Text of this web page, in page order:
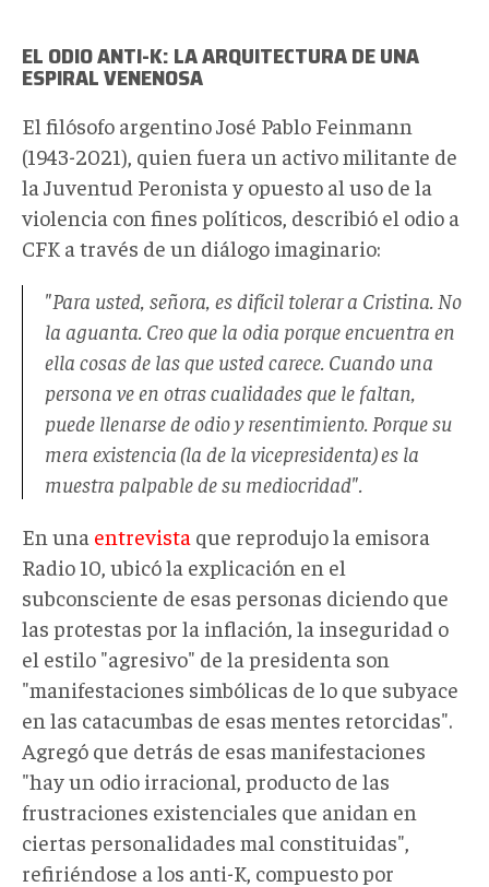
EL ODIO ANTI-K: LA ARQUITECTURA DE UNA
ESPIRAL VENENOSA
El filósofo argentino José Pablo Feinmann
(1943-2021), quien fuera un activo militante de
la Juventud Peronista y opuesto al uso de la
violencia con fines políticos, describió el odio a
CFK a través de un diálogo imaginario:
"Para usted, señora, es difícil tolerar a Cristina. No
la aguanta. Creo que la odia porque encuentra en
ella cosas de las que usted carece. Cuando una
persona ve en otras cualidades que le faltan,
puede llenarse de odio y resentimiento. Porque su
mera existencia (la de la vicepresidenta) es la
muestra palpable de su mediocridad".
En una entrevista que reprodujo la emisora
Radio 10, ubicó la explicación en el
subconsciente de esas personas diciendo que
las protestas por la inflación, la inseguridad o
el estilo "agresivo" de la presidenta son
"manifestaciones simbólicas de lo que subyace
en las catacumbas de esas mentes retorcidas".
Agregó que detrás de esas manifestaciones
"hay un odio irracional, producto de las
frustraciones existenciales que anidan en
ciertas personalidades mal constituidas",
refiriéndose a los anti-K, compuesto por